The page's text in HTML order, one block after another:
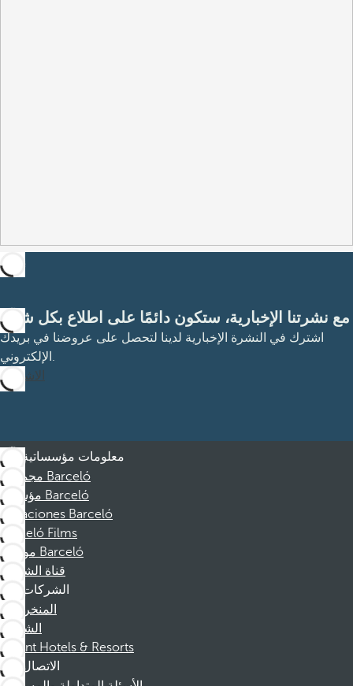
مع نشرتنا الإخبارية، ستكون دائمًا على اطلاع بكل شيء
اشترك في النشرة الإخبارية لدينا لتحصل على عروضنا في بريدك
الإلكتروني.
الاشتراك
معلومات مؤسساتية
مجموعة Barceló
مؤسسة Barceló
Vacaciones Barceló
Barceló Films
موظفو Barceló
قناة الشكوى
الشركات
المنخرطين
الشركاء
Dorint Hotels & Resorts
الاتصال